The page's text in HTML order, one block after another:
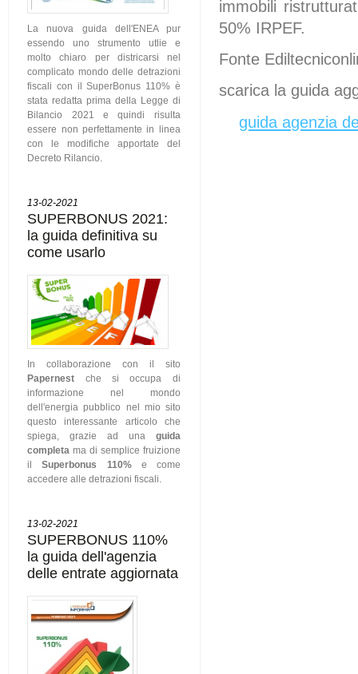
La nuova guida dell'ENEA pur
essendo uno strumento utlie e
molto chiaro per districarsi nel
complicato mondo delle detrazioni
fiscali con il SuperBonus 110% è
stata redatta prima della Legge di
Bilancio 2021 e quindi risulta
essere non perfettamente in linea
con le modifiche apportate del
Decreto Rilancio.
13-02-2021
SUPERBONUS 2021:
la guida definitiva su
come usarlo
In collaborazione con il sito
Papernest che si occupa di
informazione nel mondo
dell'energia pubblico nel mio sito
questo interessante articolo che
spiega, grazie ad una guida
completa ma di semplice fruizione
ilSuperbonus 110%e come
accedere alle detrazioni fiscali.
13-02-2021
SUPERBONUS 110%
la guida dell'agenzia
delle entrate aggiornata
immobili
50% IRPEF.
Fonte
scarica la guida
guida agenzia